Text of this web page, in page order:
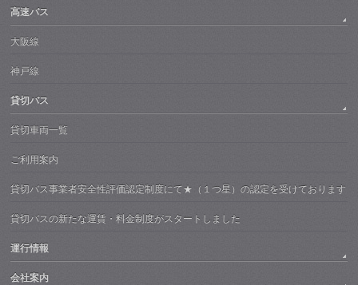
高速バス
大阪線
神戸線
貸切バス
貸切車両一覧
ご利用案内
貸切バス事業者安全性評価認定制度にて★（１つ星）の認定を受けております
貸切バスの新たな運賃・料金制度がスタートしました
運行情報
会社案内